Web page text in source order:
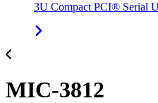
3U Compact PCI® Serial
MIC-3812